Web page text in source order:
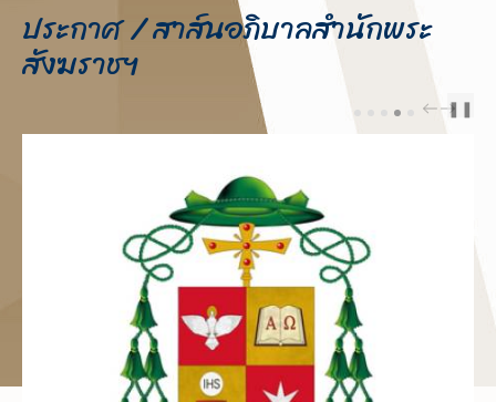
ประกาศ / สาส์นอภิบาลสำนักพระ
สังฆราชฯ
PREV
NEXT
❚❚